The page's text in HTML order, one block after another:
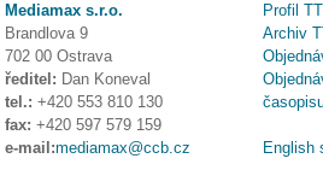
Mediamax s.r.o.
Brandlova 9
702 00 Ostrava
ředitel: Dan Koneval
tel.: +420 553 810 130
fax: +420 597 579 159
e-mail:mediamax@ccb.cz
Profil
Archiv
English